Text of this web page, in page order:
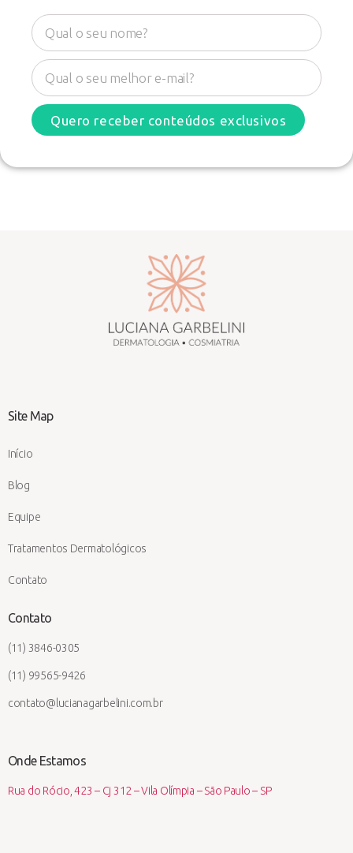
Quero receber conteúdos exclusivos
Site Map
Início
Blog
Equipe
Tratamentos Dermatológicos
Contato
Contato
(11) 3846-0305
(11) 99565-9426
contato@lucianagarbelini.com.br
Onde Estamos
Rua do Rócio, 423 – Cj 312 – Vila Olímpia – São Paulo – SP